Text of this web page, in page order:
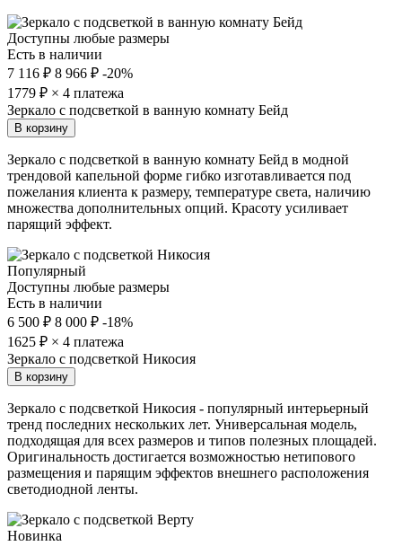
Доступны любые размеры
Есть в наличии
7 116 ₽ 8 966 ₽ -20%
1779 ₽ × 4 платежа
Зеркало с подсветкой в ванную комнату Бейд
В корзину
Зеркало с подсветкой в ванную комнату Бейд в модной
трендовой капельной форме гибко изготавливается под
пожелания клиента к размеру, температуре света, наличию
множества дополнительных опций. Красоту усиливает
парящий эффект.
Популярный
Доступны любые размеры
Есть в наличии
6 500 ₽ 8 000 ₽ -18%
1625 ₽ × 4 платежа
Зеркало с подсветкой Никосия
В корзину
Зеркало с подсветкой Никосия - популярный интерьерный
тренд последних нескольких лет. Универсальная модель,
подходящая для всех размеров и типов полезных площадей.
Оригинальность достигается возможностью нетипового
размещения и парящим эффектов внешнего расположения
светодиодной ленты.
Новинка